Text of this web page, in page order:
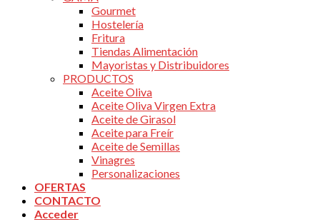
Gourmet
Hostelería
Fritura
Tiendas Alimentación
Mayoristas y Distribuidores
PRODUCTOS
Aceite Oliva
Aceite Oliva Virgen Extra
Aceite de Girasol
Aceite para Freír
Aceite de Semillas
Vinagres
Personalizaciones
OFERTAS
CONTACTO
Acceder